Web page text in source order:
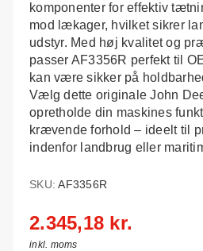
komponenter for effektiv
mod lækager, hvilket sikrer
udstyr. Med høj kvalitet og
passer AF3356R perfekt til
kan være sikker på
Vælg dette originale John
opretholde din maskines
krævende forhold – ideelt til
indenfor landbrug eller
SKU: AF3356R
2.345,18 kr.
inkl. moms